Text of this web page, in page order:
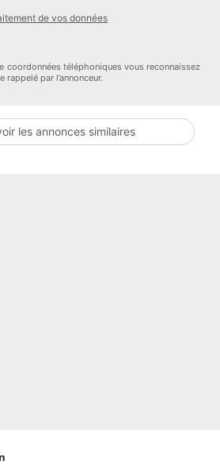
construire votre future maison dans un
ou organiser une visite,
vendeur
de vos données
coordonnées téléphoniques vous reconnaissez
rappelé par l’annonceur.
les annonces similaires